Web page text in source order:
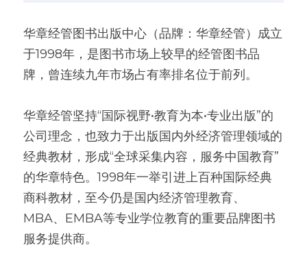
华章经管图书出版中心（品牌：华章经管）成立
于1998年，是图书市场上较早的经管图书品
牌，曾连续九年市场占有率排名位于前列。
华章经管坚持“国际视野•教育为本•专业出版”的
公司理念，也致力于出版国内外经济管理领域的
经典教材，形成“全球采集内容，服务中国教育”
的华章特色。1998年一举引进上百种国际经典
商科教材，至今仍是国内经济管理教育、
MBA、EMBA等专业学位教育的重要品牌图书
服务提供商。